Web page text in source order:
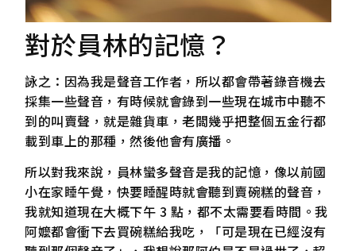
對於員林的記憶？
詠之：因為我是聲音工作者，所以都會帶著錄音機去
採集一些聲音，有時候就會錄到一些現在城市中聽不
到的叫賣聲，就是雜貨車，老闆幾乎把整個五金行都
載到車上的那種，然後他會有廣播。
所以對我來說，員林蠻多聲音是我的記憶，像以前國
小在家睡午覺，快要睡醒時就會聽到賣碗糕的聲音，
我就知道現在大概下午 3 點，都不太需要看時間。我
阿嬤都會衝下去買碗糕給我吃，「可是現在已經沒有